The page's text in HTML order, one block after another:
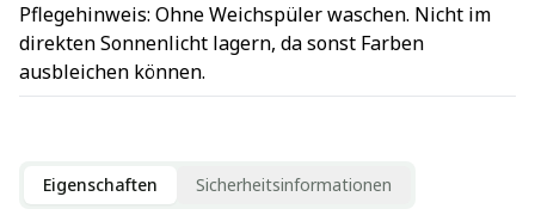
Pflegehinweis: Ohne Weichspüler waschen. Nicht im
direkten Sonnenlicht lagern, da sonst Farben
ausbleichen können.
Eigenschaften Sicherheitsinformationen